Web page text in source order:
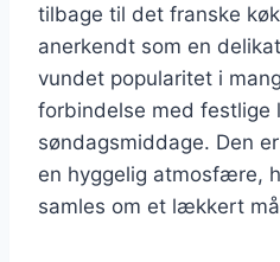
tilbage til det franske
anerkendt som en
vundet popularitet i
forbindelse med festlige
søndagsmiddage. Den
en hyggelig atmosfære,
samles om et lækkert